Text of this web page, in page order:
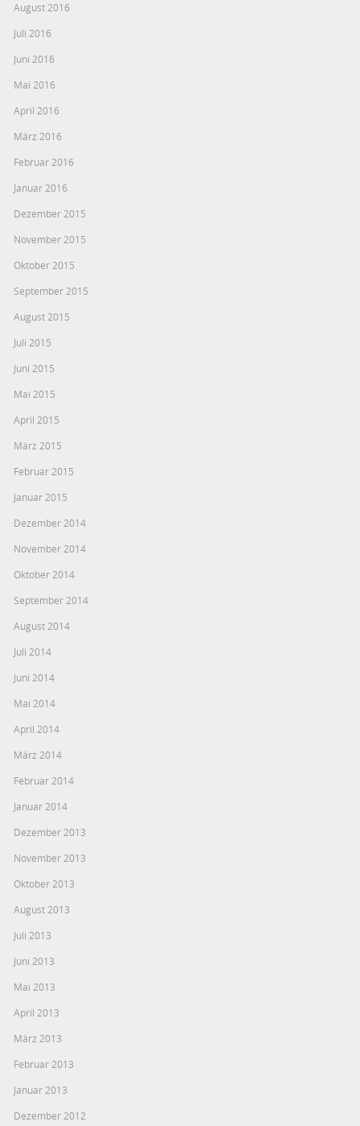
August 2016
Juli 2016
Juni 2016
Mai 2016
April 2016
März 2016
Februar 2016
Januar 2016
Dezember 2015
November 2015
Oktober 2015
September 2015
August 2015
Juli 2015
Juni 2015
Mai 2015
April 2015
März 2015
Februar 2015
Januar 2015
Dezember 2014
November 2014
Oktober 2014
September 2014
August 2014
Juli 2014
Juni 2014
Mai 2014
April 2014
März 2014
Februar 2014
Januar 2014
Dezember 2013
November 2013
Oktober 2013
August 2013
Juli 2013
Juni 2013
Mai 2013
April 2013
März 2013
Februar 2013
Januar 2013
Dezember 2012